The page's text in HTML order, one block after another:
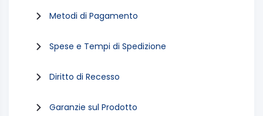
Metodi di Pagamento
Spese e Tempi di Spedizione
Diritto di Recesso
Garanzie sul Prodotto